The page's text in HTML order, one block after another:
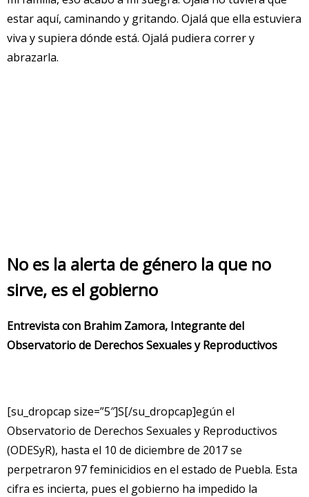
estar aquí, caminando y gritando. Ojalá que ella estuviera
viva y supiera dónde está. Ojalá pudiera correr y
abrazarla.
No es la alerta de género la que no
sirve, es el gobierno
Entrevista con Brahim Zamora, Integrante del
Observatorio de Derechos Sexuales y Reproductivos
[su_dropcap size=”5″]S[/su_dropcap]egún el
Observatorio de Derechos Sexuales y Reproductivos
(ODESyR), hasta el 10 de diciembre de 2017 se
perpetraron 97 feminicidios en el estado de Puebla. Esta
cifra es incierta, pues el gobierno ha impedido la